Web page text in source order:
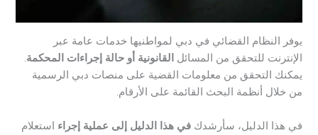
يوفر النظام القضائي في دبي لمواطنيها خدمات عامة عبر
الإنترنت للتحقق من المسائل القانونية أو حالة إجراءات المحكمة.
يمكنك التحقق من معلومات القضية على منصات دبي الرسمية
من خلال أنظمة البحث القائمة على الأرقام.
في هذا الدليل، سأرشدك في هذا الدليل إلى عملية إجراء استعلام